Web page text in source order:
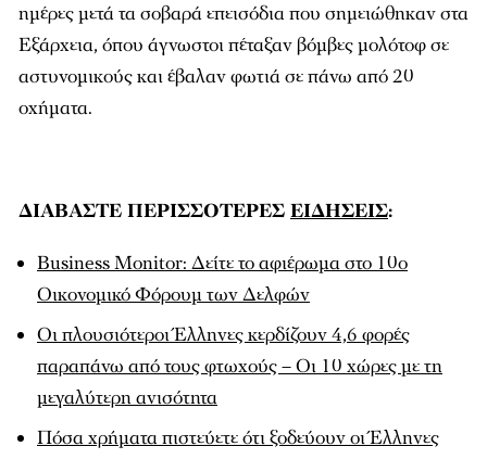
ημέρες μετά τα σοβαρά επεισόδια που σημειώθηκαν στα
Εξάρχεια, όπου άγνωστοι πέταξαν βόμβες μολότοφ σε
αστυνομικούς και έβαλαν φωτιά σε πάνω από 20
οχήματα.
ΔΙΑΒΑΣΤΕ ΠΕΡΙΣΣΟΤΕΡΕΣ ΕΙΔΗΣΕΙΣ:
Business Monitor: Δείτε το αφιέρωμα στο 10ο
Οικονομικό Φόρουμ των Δελφών
Οι πλουσιότεροι Έλληνες κερδίζουν 4,6 φορές
παραπάνω από τους φτωχούς – Οι 10 χώρες με τη
μεγαλύτερη ανισότητα
Πόσα χρήματα πιστεύετε ότι ξοδεύουν οι Έλληνες